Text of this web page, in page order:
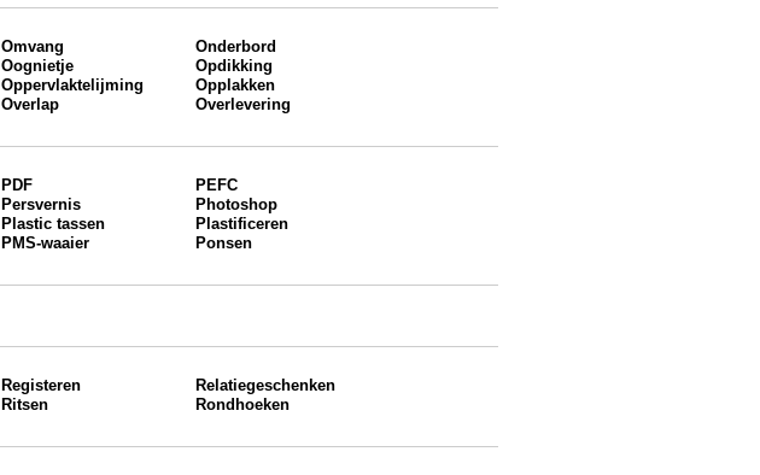
Omvang
Onderbord
Oognietje
Opdikking
Oppervlaktelijming
Opplakken
Overlap
Overlevering
PDF
PEFC
Persvernis
Photoshop
Plastic tassen
Plastificeren
PMS-waaier
Ponsen
Registeren
Relatiegeschenken
Ritsen
Rondhoeken